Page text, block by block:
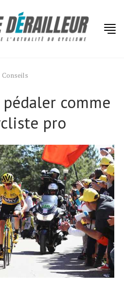
Conseils
comme
pro